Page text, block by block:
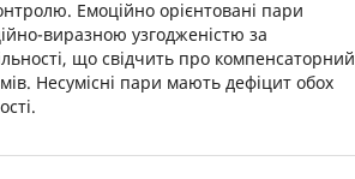
Емоційно орієнтовані пари
виразною узгодженістю за
що свідчить про компенсаторний
Несумісні пари мають дефіцит обох